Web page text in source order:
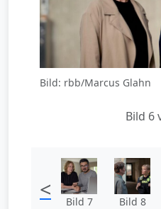
Bild: rbb/Marcus Glahn
Bild 6
< Bild 7 Bild 8